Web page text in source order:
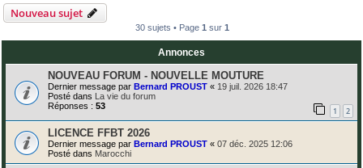
Nouveau sujet
30 sujets • Page 1 sur 1
Annonces
NOUVEAU FORUM - NOUVELLE MOUTURE
Dernier message par Bernard PROUST « 19 juil. 2026 18:47
Posté dans La vie du forum
Réponses : 53 1 2
LICENCE FFBT 2026
Dernier message par Bernard PROUST « 07 déc. 2025 12:06
Posté dans Marocchi